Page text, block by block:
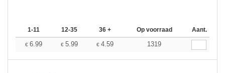
1-11 12-35 36 + Op voorraad Aant.
€ 6.99 € 5.99 € 4.59 1319